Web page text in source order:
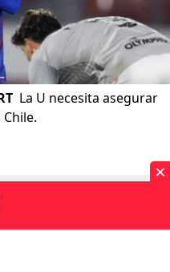
La U necesita asegurar
×